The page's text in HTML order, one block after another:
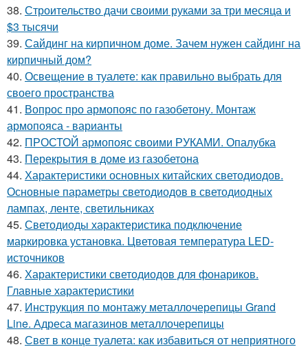
38. Строительство дачи своими руками за три месяца и
$3 тысячи
39. Сайдинг на кирпичном доме. Зачем нужен сайдинг на
кирпичный дом?
40. Освещение в туалете: как правильно выбрать для
своего пространства
41. Вопрос про армопояс по газобетону. Монтаж
армопояса - варианты
42. ПРОСТОЙ армопояс своими РУКАМИ. Опалубка
43. Перекрытия в доме из газобетона
44. Характеристики основных китайских светодиодов.
Основные параметры светодиодов в светодиодных
лампах, ленте, светильниках
45. Светодиоды характеристика подключение
маркировка установка. Цветовая температура LED-
источников
46. Характеристики светодиодов для фонариков.
Главные характеристики
47. Инструкция по монтажу металлочерепицы Grand
Line. Адреса магазинов металлочерепицы
48. Свет в конце туалета: как избавиться от неприятного